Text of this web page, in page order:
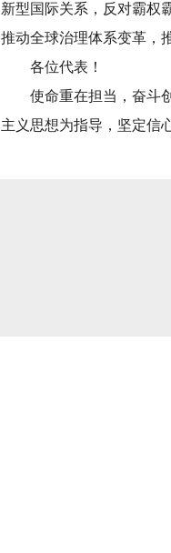
新型国际关系，反对霸权
推动全球治理体系变革，
各位代表！
使命重在担当，奋斗创
主义思想为指导，坚定信